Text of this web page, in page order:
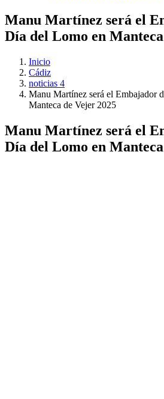
Manu Martínez será el
Día del Lomo en
Inicio
Cádiz
noticias 4
Manu Martínez será el Embajador
Manteca de Vejer 2025
Manu Martínez será el
Día del Lomo en